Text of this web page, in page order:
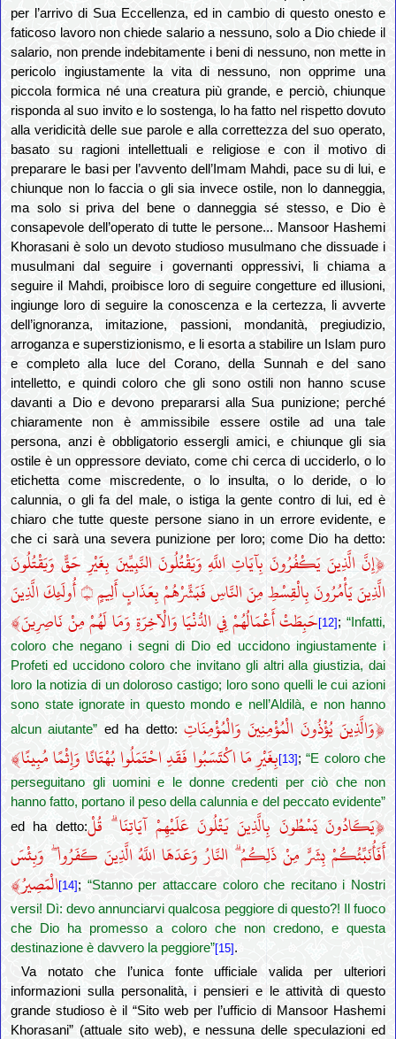
per l’arrivo di Sua Eccellenza, ed in cambio di questo onesto e
faticoso lavoro non chiede salario a nessuno, solo a Dio chiede il
salario, non prende indebitamente i beni di nessuno, non mette in
pericolo ingiustamente la vita di nessuno, non opprime una
piccola formica né una creatura più grande, e perciò, chiunque
risponda al suo invito e lo sostenga, lo ha fatto nel rispetto dovuto
alla veridicità delle sue parole e alla correttezza del suo operato,
basato su ragioni intellettuali e religiose e con il motivo di
preparare le basi per l’avvento dell’Imam Mahdi, pace su di lui, e
chiunque non lo faccia o gli sia invece ostile, non lo danneggia,
ma solo si priva del bene o danneggia sé stesso, e Dio è
consapevole dell’operato di tutte le persone... Mansoor Hashemi
Khorasani è solo un devoto studioso musulmano che dissuade i
musulmani dal seguire i governanti oppressivi, li chiama a
seguire il Mahdi, proibisce loro di seguire congetture ed illusioni,
ingiunge loro di seguire la conoscenza e la certezza, li avverte
dell’ignoranza, imitazione, passioni, mondanità, pregiudizio,
arroganza e superstizionismo, e li esorta a stabilire un Islam puro
e completo alla luce del Corano, della Sunnah e del sano
intelletto, e quindi coloro che gli sono ostili non hanno scuse
davanti a Dio e devono prepararsi alla Sua punizione; perché
chiaramente non è ammissibile essere ostile ad una tale
persona, anzi è obbligatorio essergli amici, e chiunque gli sia
ostile è un oppressore deviato, come chi cerca di ucciderlo, o lo
etichetta come miscredente, o lo insulta, o lo deride, o lo
calunnia, o gli fa del male, o istiga la gente contro di lui, ed è
chiaro che tutte queste persone siano in un errore evidente, e
che ci sarà una severa punizione per loro; come Dio ha detto:
﴿إِنَّ الَّذِينَ يَكْفُرُونَ بِآيَاتِ اللَّهِ وَيَقْتُلُونَ النَّبِيِّينَ بِغَيْرِ حَقٍّ وَيَقْتُلُونَ
الَّذِينَ يَأْمُرُونَ بِالْقِسْطِ مِنَ النَّاسِ فَبَشِّرْهُمْ بِعَذَابٍ أَلِيمٍ۝أُولَئِكَ الَّذِينَ
حَبِطَتْ أَعْمَالُهُمْ فِي الدُّنْيَا وَالْآخِرَةِ وَمَا لَهُمْ مِنْ نَاصِرِينَ﴾ [12] ; “Infatti,
coloro che negano i segni di Dio ed uccidono ingiustamente i
Profeti ed uccidono coloro che invitano gli altri alla giustizia, dai
loro la notizia di un doloroso castigo; loro sono quelli le cui azioni
sono state ignorate in questo mondo e nell’Aldilà, e non hanno
alcun aiutante” ed ha detto: ﴿وَالَّذِينَ يُؤْذُونَ الْمُؤْمِنِينَ وَالْمُؤْمِنَاتِ
بِغَيْرِ مَا اكْتَسَبُوا فَقَدِ احْتَمَلُوا بُهْتَانًا وَإِثْمًا مُبِينًا﴾ [13] ;“E coloro che
perseguitano gli uomini e le donne credenti per ciò che non
hanno fatto, portano il peso della calunnia e del peccato evidente”
ed ha detto:
﴿يَكَادُونَ يَسْطُونَ بِالَّذِينَ يَتْلُونَ عَلَيْهِمْ آيَاتِنَا ۗ قُلْ
أَفَأُنَبِّئُكُمْ بِشَرٍّ مِنْ ذَلِكُمُ ۗ النَّارُ وَعَدَهَا اللَّهُ الَّذِينَ كَفَرُوا ۖ وَبِئْسَ
الْمَصِيرُ﴾ [14] ; “Stanno per attaccare coloro che recitano i Nostri
versi! Dì: devo annunciarvi qualcosa peggiore di questo?! Il fuoco
che Dio ha promesso a coloro che non credono, e questa
destinazione è davvero la peggiore” [15] .
Va notato che l’unica fonte ufficiale valida per ulteriori
informazioni sulla personalità, i pensieri e le attività di questo
grande studioso è il “Sito web per l’ufficio di Mansoor Hashemi
Khorasani” (attuale sito web), e nessuna delle speculazioni ed